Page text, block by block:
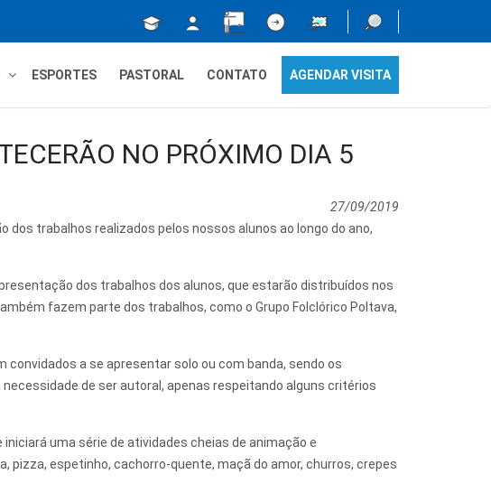
ESPORTES PASTORAL CONTATO AGENDAR VISITA
NO PRÓXIMO DIA 5
27/09/2019
dos trabalhos realizados pelos nossos alunos ao longo do ano,
dos trabalhos dos alunos, que estarão distribuídos nos
fazem parte dos trabalhos, como o Grupo Folclórico Poltava,
convidados a se apresentar solo ou com banda, sendo os
de ser autoral, apenas respeitando alguns critérios
uma série de atividades cheias de animação e
pizza, espetinho, cachorro-quente, maçã do amor, churros, crepes